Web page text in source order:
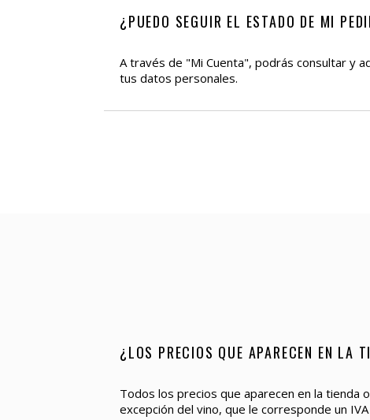
¿PUEDO SEGUIR EL ESTADO DE MI
A través de "Mi Cuenta", podrás consultar y
tus datos personales.
¿LOS PRECIOS QUE APARECEN EN LA
Todos los precios que aparecen en la tienda
excepción del vino, que le corresponde un